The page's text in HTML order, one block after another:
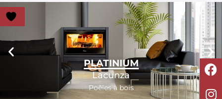
PLATINIUM
Lacunza
Poêles à bois